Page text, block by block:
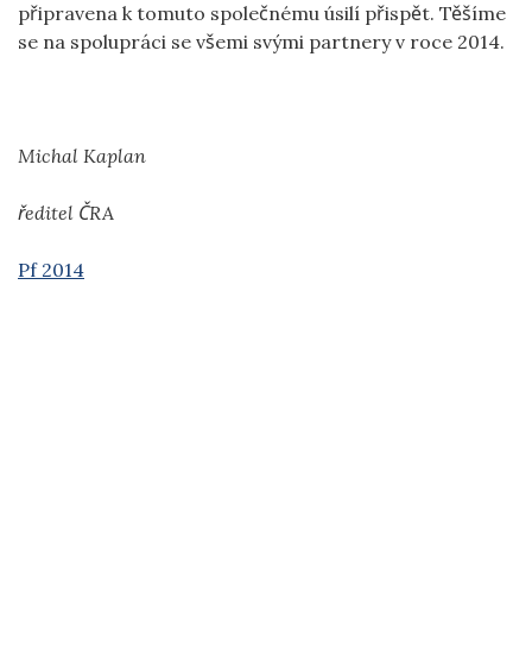
připravena k tomuto společnému úsilí přispět. Těšíme
se na spolupráci se všemi svými partnery v roce 2014.
Michal Kaplan
ředitel ČRA
Pf 2014